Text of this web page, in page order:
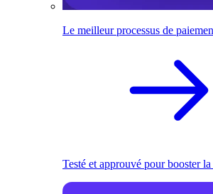
Le meilleur processus de
Testé et approuvé pour booster